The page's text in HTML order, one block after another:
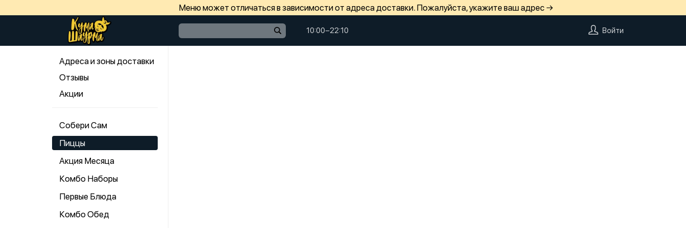
Меню может отличаться в зависимости от адреса доставки. Пожалуйста, укажите ваш адрес →
10:00−22:10 Войти
Адреса и зоны доставки
Отзывы
Акции
Собери Сам
Пиццы
Акция Месяца
Комбо Наборы
Первые Блюда
Комбо Обед